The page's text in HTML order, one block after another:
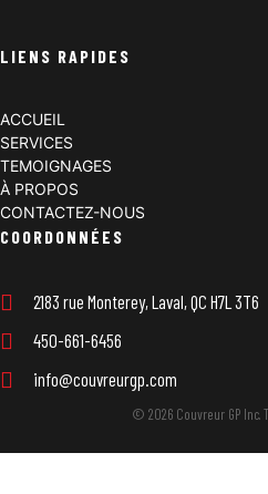
LIENS RAPIDES
ACCUEIL
SERVICES
TEMOIGNAGES
À PROPOS
CONTACTEZ-NOUS
COORDONNÉES
2183 rue Monterey, Laval, QC H7L 3T6
450-661-6456
info@couvreurgp.com
© 2026 Couvreur GP Inc.